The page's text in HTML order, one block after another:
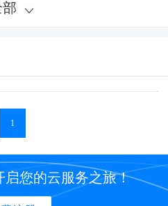
1
启您的云服务之旅！